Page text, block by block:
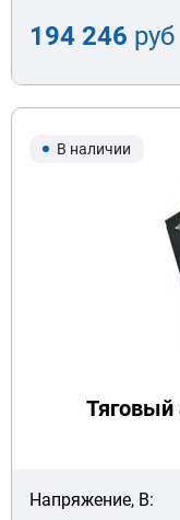
194 246 руб
В наличии
Тяговый
Напряжение, В: